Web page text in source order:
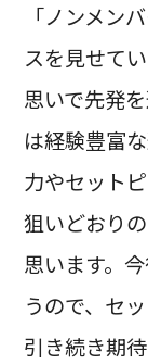
「ノンメン
スを見せて
思いで先発
は経験豊富
力やセット
狙いどおり
思います。
うので、セ
引き続き期